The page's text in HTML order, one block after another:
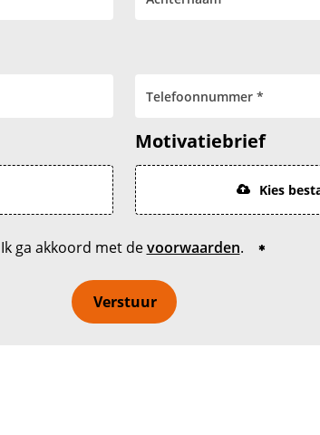
Motivatiebrief
Kies
Ik ga akkoord met devoorwaarden.
Verstuur